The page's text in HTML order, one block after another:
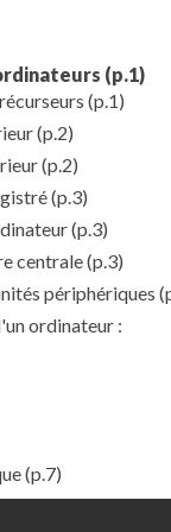
(p.1)
(p.1)
(p.2)
(p.2)
(p.3)
(p.3)
centrale(p.3)
périphériques
ordinateur :
(p.7)